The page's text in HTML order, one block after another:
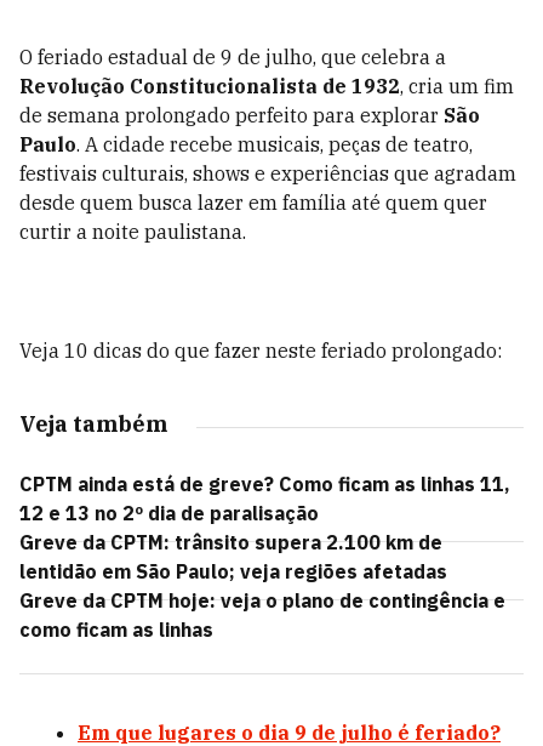
O feriado estadual de 9 de julho, que celebra a
Revolução Constitucionalista de 1932, cria um fim
de semana prolongado perfeito para explorar São
Paulo. A cidade recebe musicais, peças de teatro,
festivais culturais, shows e experiências que agradam
desde quem busca lazer em família até quem quer
curtir a noite paulistana.
Veja 10 dicas do que fazer neste feriado prolongado:
Veja também
CPTM ainda está de greve? Como ficam as linhas 11,
12 e 13 no 2º dia de paralisação
Greve da CPTM: trânsito supera 2.100 km de
lentidão em São Paulo; veja regiões afetadas
Greve da CPTM hoje: veja o plano de contingência e
como ficam as linhas
Em que lugares o dia 9 de julho é feriado?